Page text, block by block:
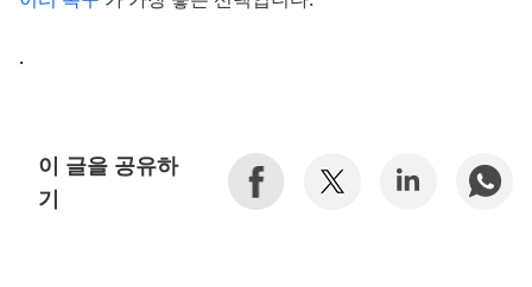
.
이 글을 공유하
기